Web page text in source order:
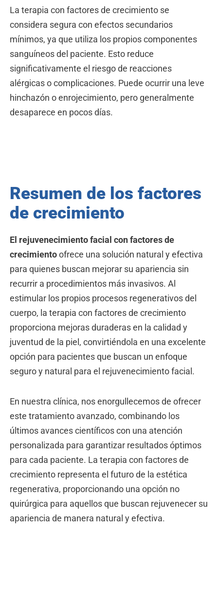
La terapia con factores de crecimiento se
considera segura con efectos secundarios
mínimos, ya que utiliza los propios componentes
sanguíneos del paciente. Esto reduce
significativamente el riesgo de reacciones
alérgicas o complicaciones. Puede ocurrir una leve
hinchazón o enrojecimiento, pero generalmente
desaparece en pocos días.
Resumen de los factores
de crecimiento
El rejuvenecimiento facial con factores de
crecimientoofrece una solución natural y efectiva
para quienes buscan mejorar su apariencia sin
recurrir a procedimientos más invasivos. Al
estimular los propios procesos regenerativos del
cuerpo, la terapia con factores de crecimiento
proporciona mejoras duraderas en la calidad y
juventud de la piel, convirtiéndola en una excelente
opción para pacientes que buscan un enfoque
seguro y natural para el rejuvenecimiento facial.
En nuestra clínica, nos enorgullecemos de ofrecer
este tratamiento avanzado, combinando los
últimos avances científicos con una atención
personalizada para garantizar resultados óptimos
para cada paciente. La terapia con factores de
crecimiento representa el futuro de la estética
regenerativa, proporcionando una opción no
quirúrgica para aquellos que buscan rejuvenecer su
apariencia de manera natural y efectiva.